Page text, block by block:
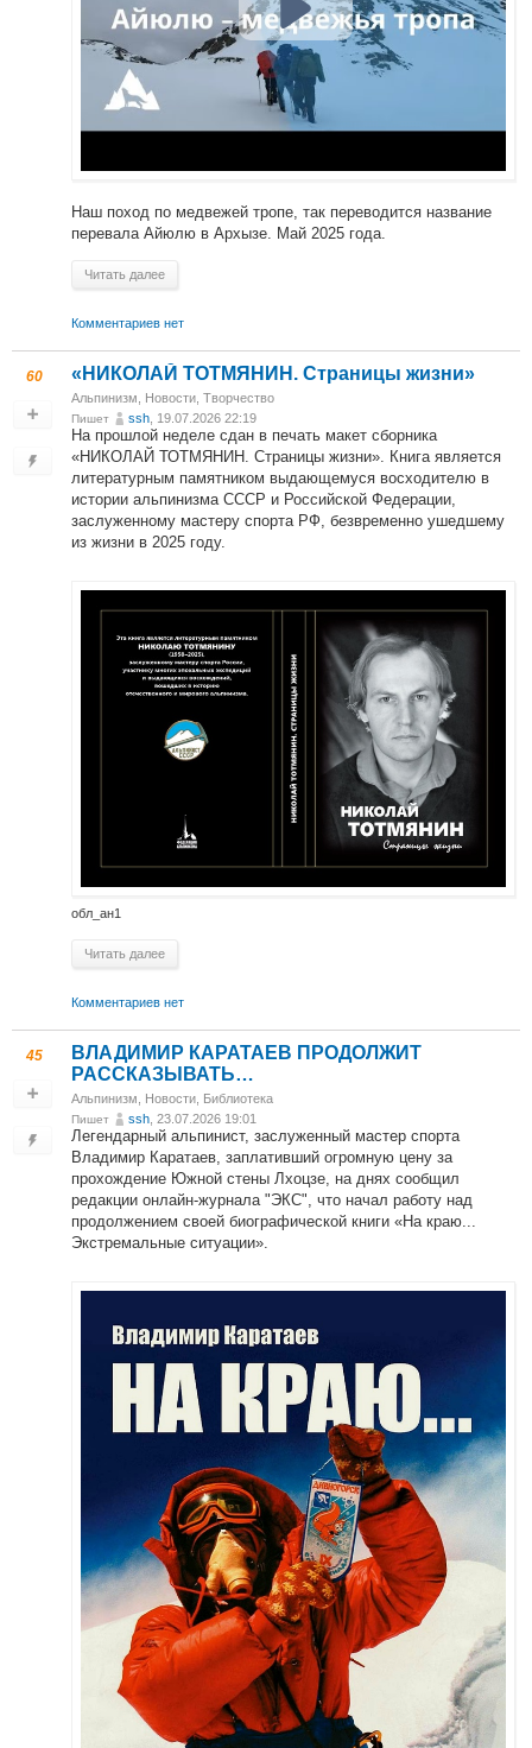
Наш поход по медвежей тропе, так переводится название
перевала Айюлю в Архызе. Май 2025 года.
Читать далее
Комментариев нет
60 «НИКОЛАЙ ТОТМЯНИН. Страницы жизни»
Альпинизм Новости Творчество
Пишет ssh , 19.07.2026 22:19
На прошлой неделе сдан в печать макет сборника
«НИКОЛАЙ ТОТМЯНИН. Страницы жизни». Книга является
литературным памятником выдающемуся восходителю в
истории альпинизма СССР и Российской Федерации,
заслуженному мастеру спорта РФ, безвременно ушедшему
из жизни в 2025 году.
обл_ан1
Читать далее
Комментариев нет
45
ВЛАДИМИР КАРАТАЕВ ПРОДОЛЖИТ
РАССКАЗЫВАТЬ…
Альпинизм Новости Библиотека
Пишет ssh , 23.07.2026 19:01
Легендарный альпинист, заслуженный мастер спорта
Владимир Каратаев, заплативший огромную цену за
прохождение Южной стены Лхоцзе, на днях сообщил
редакции онлайн-журнала "ЭКС", что начал работу над
продолжением своей биографической книги «На краю...
Экстремальные ситуации».